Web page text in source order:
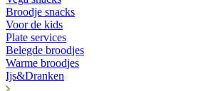
Broodje snacks
Voor de kids
Plate services
Belegde broodjes
Warme broodjes
Ijs&Dranken